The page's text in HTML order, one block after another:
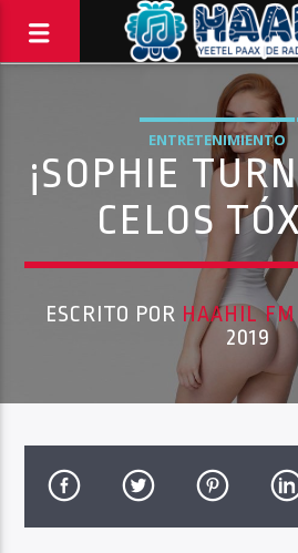
3:00 PM 5:00 PM
ENTRETENIMIENTO
¡SOPHIE
CELOS
ESCRITO POR HAAHIL FM
2019